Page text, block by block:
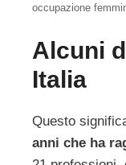
occupazione
Alcuni
Italia
Questo
anni che ha